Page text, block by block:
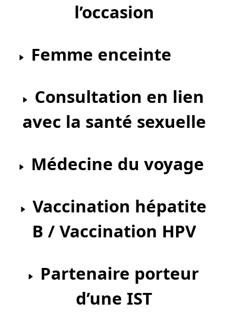
l’occasion
Femme enceinte
avec la santé sexuelle
Médecine du voyage
B / Vaccination HPV
d’une IST